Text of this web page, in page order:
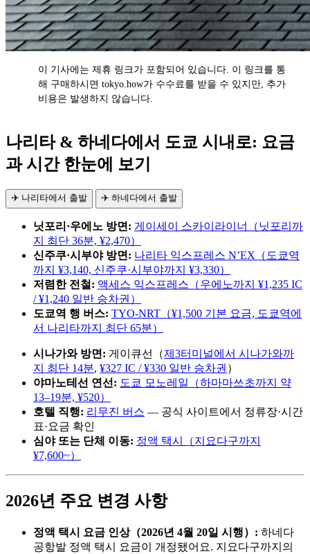
이 기사에는 제휴 링크가 포함되어 있습니다. 이 링크를 통
해 구매하시면 tokyo.how가 수수료를 받을 수 있지만, 추가
비용은 발생하지 않습니다.
나리타 & 하네다에서 도쿄 시내로: 요금
과 시간 한눈에 보기
✈️ 나리타에서 출발 ✈️ 하네다에서 출발
닛포리·우에노 방면: 게이세이 스카이라이너（닛포리까
지 최단 36분, ¥2,470）
신주쿠·시부야 방면: 나리타 익스프레스 N’EX（도쿄역
까지 ¥3,140, 신주쿠·시부야까지 ¥3,330）
저렴한 전철: 액세스 익스프레스（우에노까지 ¥1,235 IC
/ ¥1,240 일반 승차권）
도쿄역 행 버스: TYO-NRT（¥1,500 기본 요금, 도쿄역에
서 나리타까지 최단 65분）
시나가와 방면: 게이큐선（제3터미널에서 시나가와까
지 최단 14분, ¥327 IC / ¥330 일반 승차권 ）
야마노테선 연선: 도쿄 모노레일（하마마쓰초까지 약
13–19분, ¥520）
호텔 직행: 리무진 버스 — 공식 사이트에서 정류장·시간
표·요금 확인
심야 또는 단체 이동: 정액 택시（지요다구까지
¥7,600~）
2026년 주요 변경 사항
정액 택시 요금 인상（2026년 4월 20일 시행）: 하네다
공항발 정액 택시 요금이 개정됐어요. 지요다구까지의